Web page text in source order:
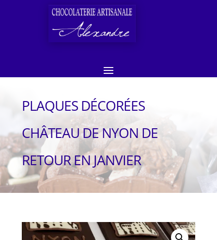
PLAQUES DÉCORÉES
CHÂTEAU DE NYON DE
RETOUR EN JANVIER